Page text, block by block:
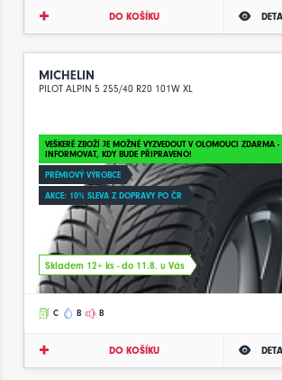
DO KOŠÍKU
MICHELIN
PILOT ALPIN 5 255/40 R20 101W XL
VEŠKERÉ ZBOŽÍ JE MOŽNÉ VYZVEDOUT V OLOMOUCI ZDARMA -
INFORMOVAT, KDY BUDE PŘIPRAVENO!
PRÉMIOVÝ VÝROBCE
AKCE: 10% SLEVA Z DOPRAVY PO ČR
Skladem 12+ ks - do 11.8. u Vás
C B B
DO KOŠÍKU